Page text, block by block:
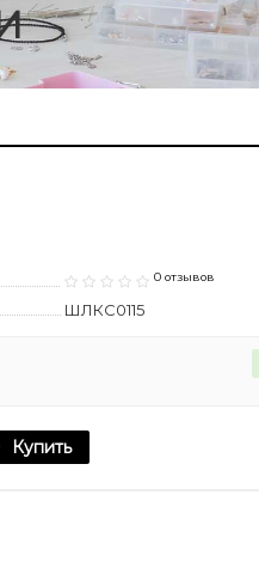
0 отзывов
ШЛКС0115
Купить